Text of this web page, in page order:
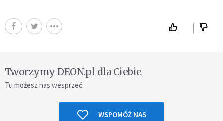
Tworzymy DEON.pl dla Ciebie
Tu możesz nas wesprzeć.
WSPOMÓŻ NAS